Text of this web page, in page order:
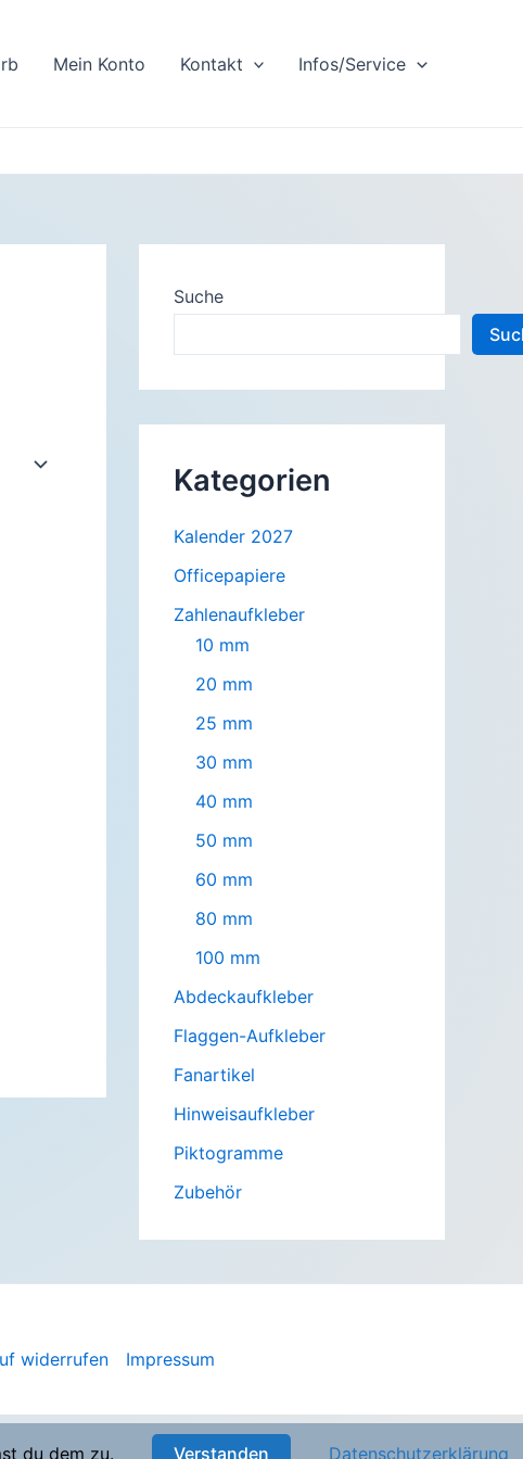
Mein Konto Kontakt Infos/Service
Suche
Kategorien
Kalender 2027
Officepapiere
Zahlenaufkleber
10 mm
20 mm
25 mm
30 mm
40 mm
50 mm
60 mm
80 mm
100 mm
Abdeckaufkleber
Flaggen-Aufkleber
Fanartikel
Hinweisaufkleber
Piktogramme
Zubehör
widerrufen Impressum
du dem zu.
Verstanden Datenschutzerklärung